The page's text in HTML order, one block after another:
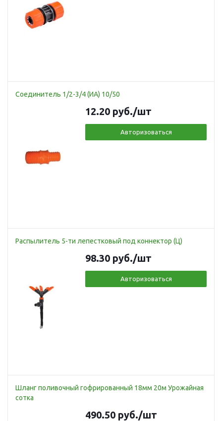
Соединитель 1/2-3/4 (ИА) 10/50
12.20 руб./шт
Авторизоваться
Распылитель 5-ти лепестковый под коннектор (Ц)
98.30 руб./шт
Авторизоваться
Шланг поливочный гофрированный 18мм 20м Урожайная
сотка
490.50 руб./шт